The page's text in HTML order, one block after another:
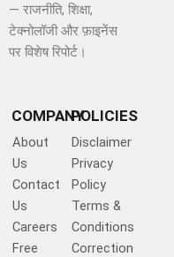
— राजनीति, शिक्षा,
टेक्नोलॉजी और फ़ाइनेंस
पर विशेष रिपोर्ट।
COMPANY
About
Us
Contact
Us
Careers
Free
POLICIES
Disclaimer
Privacy
Policy
Terms &
Conditions
Correction